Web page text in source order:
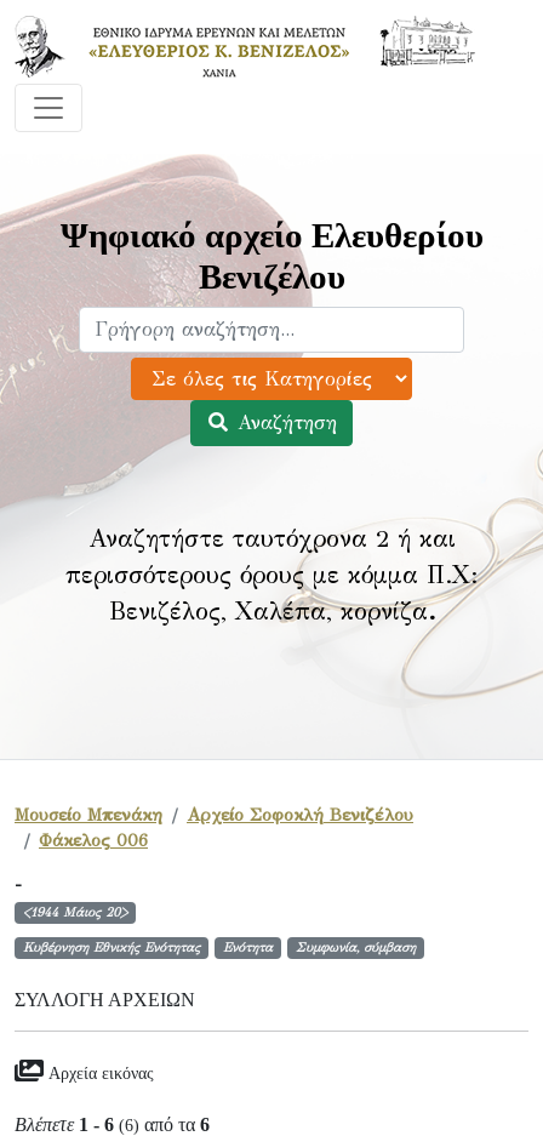
Ψηφιακό αρχείο Ελευθερίου
Βενιζέλου
Αναζήτηση
Αναζητήστε ταυτόχρονα 2 ή και
περισσότερους όρους με κόμμα Π.Χ:
Βενιζέλος, Χαλέπα, κορνίζα.
Μουσείο Μπενάκη
Αρχείο Σοφοκλή Βενιζέλου
Φάκελος 006
-
<1944 Μάιος 20>
Κυβέρνηση Εθνικής Ενότητας Ενότητα Συμφωνία, σύμβαση
ΣΥΛΛΟΓΉ ΑΡΧΕΊΩΝ
Αρχεία εικόνας
Βλέπετε 1 - 6 (6) από τα 6